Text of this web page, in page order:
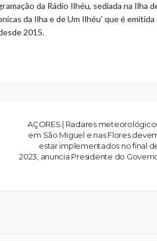
da Rádio Ilhéu, sediada na Ilha
da Ilha e de Um Ilhéu' que é emitida
2015.
AÇORES | Radares
em São Miguel e nas Flores
estar implementados no final
2023, anuncia Presidente do